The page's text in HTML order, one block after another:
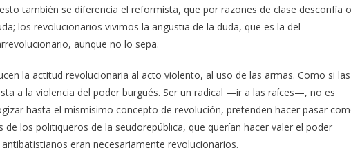
también se diferencia el reformista, que por razones de clase desconfía o
los revolucionarios vivimos la angustia de la duda, que es la del
aunque no lo sepa.
la actitud revolucionaria al acto violento, al uso de las armas. Como si las
a la violencia del poder burgués. Ser un radical —ir a las raíces—, no es
hasta el mismísimo concepto de revolución, pretenden hacer pasar
los politiqueros de la seudorepública, que querían hacer valer el poder
eran necesariamente revolucionarios.